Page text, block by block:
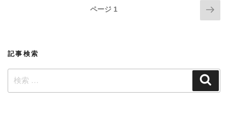
ビ
ー
シ
ページ 1
次
の
記事検索
索: